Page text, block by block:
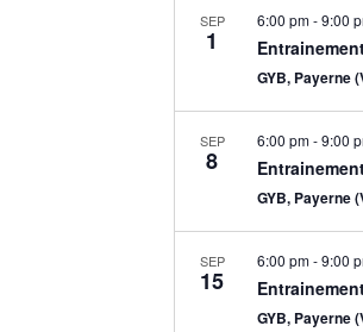
SEP
1
6:00 pm-9:00
GYB, Payerne
SEP
8
6:00 pm-9:00
GYB, Payerne
SEP
15
6:00 pm-9:00
GYB, Payerne